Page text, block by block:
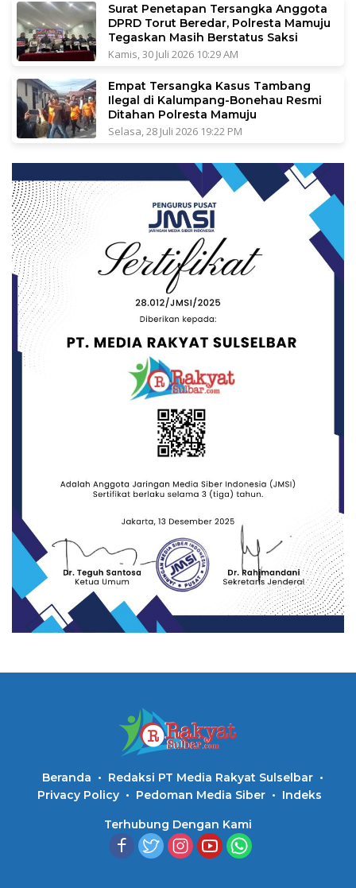
Surat Penetapan Tersangka Anggota
DPRD Torut Beredar, Polresta Mamuju
Tegaskan Masih Berstatus Saksi
Kamis, 30 Juli 2026 10:29 AM
Empat Tersangka Kasus Tambang
Ilegal di Kalumpang-Bonehau Resmi
Ditahan Polresta Mamuju
Selasa, 28 Juli 2026 19:22 PM
Beranda
Redaksi PT Media Rakyat Sulselbar
Privacy Policy
Pedoman Media Siber Indeks
Terhubung Dengan Kami